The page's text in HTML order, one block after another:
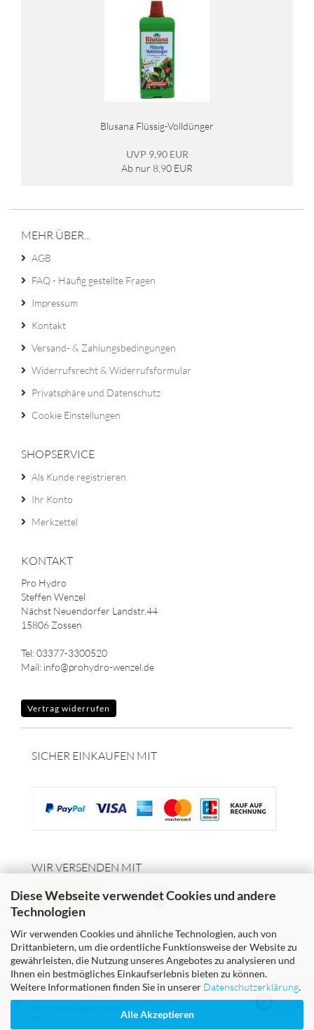
Diese Webseite verwendet Cookies und andere
Technologien
Wir verwenden Cookies und ähnliche Technologien, auch von
Drittanbietern, um die ordentliche Funktionsweise der Website zu
gewährleisten, die Nutzung unseres Angebotes zu analysieren und
Ihnen ein bestmögliches Einkaufserlebnis bieten zu können.
Weitere Informationen finden Sie in unserer Datenschutzerklärung.
Alle Akzeptieren
Blusana Flüssig-Volldünger
UVP 9,90 EUR
Ab nur 8,90 EUR
MEHR ÜBER...
AGB
FAQ - Häufig gestellte Fragen
Impressum
Kontakt
Versand- & Zahlungsbedingungen
Widerrufsrecht & Widerrufsformular
Privatsphäre und Datenschutz
Cookie Einstellungen
SHOPSERVICE
Als Kunde registrieren
Ihr Konto
Merkzettel
KONTAKT
Pro Hydro
Steffen Wenzel
Nächst Neuendorfer Landstr.44
15806 Zossen
Tel: 03377-3300520
Mail: info@prohydro-wenzel.de
Vertrag widerrufen
SICHER EINKAUFEN MIT
WIR VERSENDEN MIT
Webshop erstellen mit Gambio.de © 2026
Theme vondata-blue.de
Ausgewählte Top-Bewertungen für hydroshop24.de